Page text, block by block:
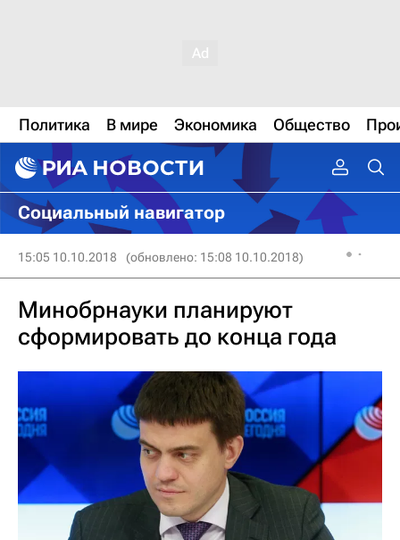
Политика В мире Экономика Общество
Социальный навигатор
15:05 10.10.2018 (обновлено: 15:08 10.10.2018)
Минобрнауки планируют
сформировать до конца года